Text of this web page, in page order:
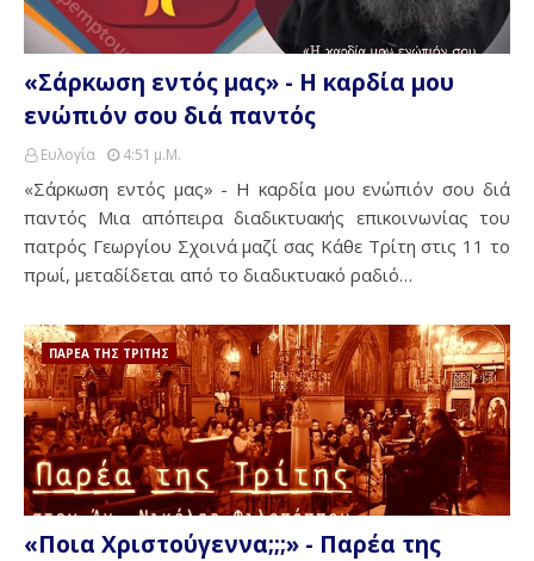
«Σάρκωση εντός μας» - Η καρδία μου
ενώπιόν σου διά παντός
Ευλογία 4:51 Μ.μ.
«Σάρκωση εντός μας» - Η καρδία μου ενώπιόν σου διά
παντός Μια απόπειρα διαδικτυακής επικοινωνίας του
πατρός Γεωργίου Σχοινά μαζί σας Κάθε Τρίτη στις 11 το
πρωί, μεταδίδεται από το διαδικτυακό ραδιό…
ΠΑΡΕΑ ΤΗΣ ΤΡΙΤΗΣ
«Ποια Χριστούγεννα;;;» - Παρέα της